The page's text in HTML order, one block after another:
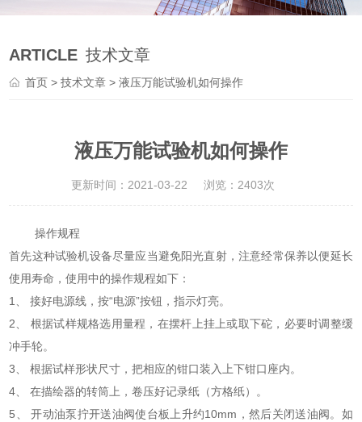
ARTICLE 技术文章
首页 >技术文章 > 液压万能试验机如何操作
液压万能试验机如何操作
更新时间：2021-03-22 浏览：2403次
操作规程
首先这种试验机设备尽量应当避免阳光直射，注意经常保养以便延长
使用寿命，使用中的操作规程如下：
1、 接好电源线，按“电源”按钮，指示灯亮。
2、 根据试样规格选用量程，在摆杆上挂上或取下砣，必要时调整缓
冲手轮。
3、 根据试样形状尺寸，把相应的钳口装入上下钳口座内。
4、 在描绘器的转筒上，卷压好记录纸（方格纸）。
5、 开动油泵拧开送油阀使台板上升约10mm，然后关闭送油阀。如